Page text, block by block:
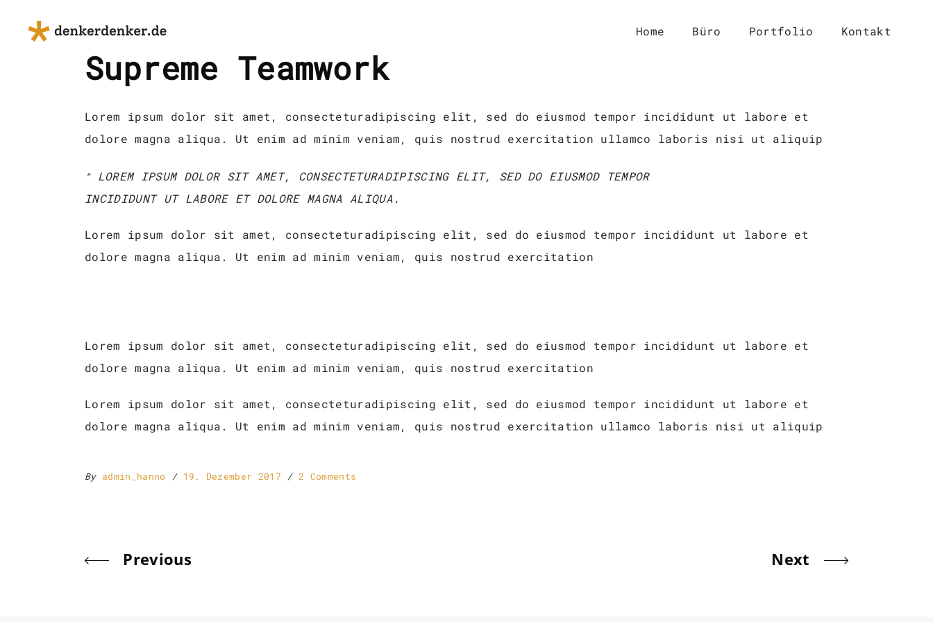
Home Büro Portfolio Kontakt
Supreme Teamwork
Lorem ipsum dolor sit amet, consecteturadipiscing elit, sed do eiusmod tempor incididunt ut labore et
dolore magna aliqua. Ut enim ad minim veniam, quis nostrud exercitation ullamco laboris nisi ut aliquip
LOREM IPSUM DOLOR SIT AMET, CONSECTETURADIPISCING ELIT, SED DO EIUSMOD TEMPOR
INCIDIDUNT UT LABORE ET DOLORE MAGNA ALIQUA.
Lorem ipsum dolor sit amet, consecteturadipiscing elit, sed do eiusmod tempor incididunt ut labore et
dolore magna aliqua. Ut enim ad minim veniam, quis nostrud exercitation
Lorem ipsum dolor sit amet, consecteturadipiscing elit, sed do eiusmod tempor incididunt ut labore et
dolore magna aliqua. Ut enim ad minim veniam, quis nostrud exercitation
Lorem ipsum dolor sit amet, consecteturadipiscing elit, sed do eiusmod tempor incididunt ut labore et
dolore magna aliqua. Ut enim ad minim veniam, quis nostrud exercitation ullamco laboris nisi ut aliquip
By admin_hanno 19. Dezember 2017 2 Comments
Previous Next